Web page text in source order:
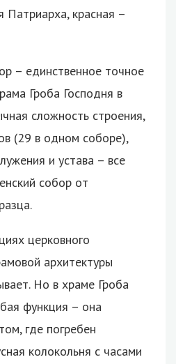
Патриарха, красная –
– единственное точное
Гроба Господня в
сложность строения,
(29 в одном соборе),
и устава – все
собор от
церковного
архитектуры
Но в храме Гроба
функция – она
где погребен
колокольня с часами